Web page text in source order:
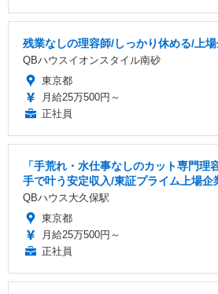
残業なしの理容師/しっかり休める/上
QBハウスイオンスタイル南砂
東京都
月給25万500円～
正社員
「手荒れ・水仕事なしのカット専門理
手で叶う安定収入/東証プライム上場企
QBハウス大久保駅
東京都
月給25万500円～
正社員